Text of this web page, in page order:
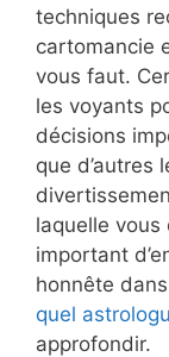
techniques
cartomancie
vous faut.
les voyants
décisions
que d’autres
laquelle vous
important
honnête
quel
approfondir.